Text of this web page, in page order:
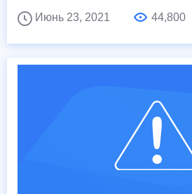
Июнь 23, 2021
44,800